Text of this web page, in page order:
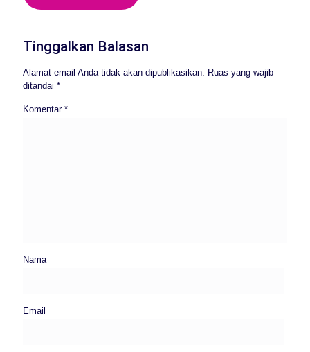
Tinggalkan Balasan
Alamat email Anda tidak akan dipublikasikan. Ruas yang wajib
ditandai *
Komentar *
Nama
Email